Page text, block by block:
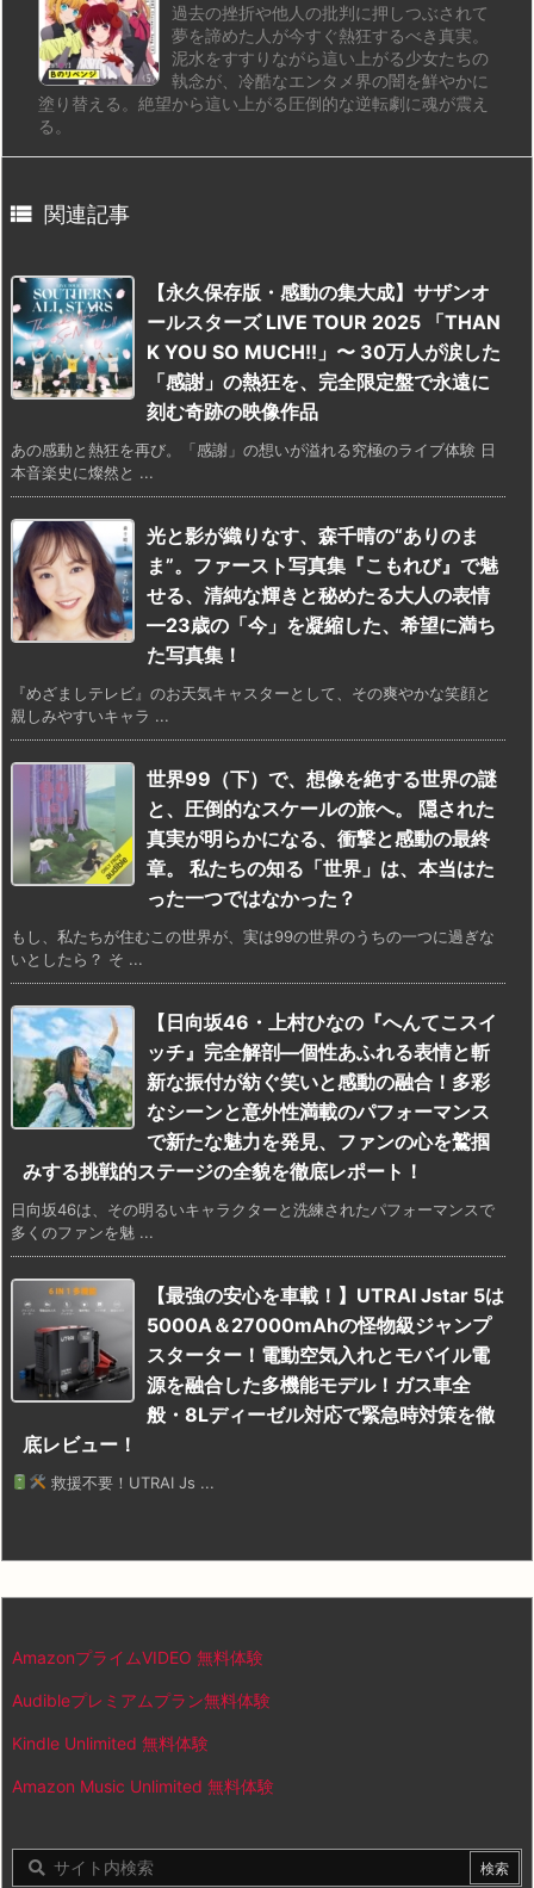
過去の挫折や他人の批判に押しつぶされて
夢を諦めた人が今すぐ熱狂するべき真実。
泥水をすすりながら這い上がる少女たちの
執念が、冷酷なエンタメ界の闇を鮮やかに
塗り替える。絶望から這い上がる圧倒的な逆転劇に魂が震え
る。
 関連記事
【永久保存版・感動の集大成】サザンオ
ールスターズ LIVE TOUR 2025 「THAN
K YOU SO MUCH!!」〜 30万人が涙した
「感謝」の熱狂を、完全限定盤で永遠に
刻む奇跡の映像作品
あの感動と熱狂を再び。「感謝」の想いが溢れる究極のライブ体験 日
本音楽史に燦然と ...
光と影が織りなす、森千晴の“ありのま
ま”。ファースト写真集『こもれび』で魅
せる、清純な輝きと秘めたる大人の表情
—23歳の「今」を凝縮した、希望に満ち
た写真集！
『めざましテレビ』のお天気キャスターとして、その爽やかな笑顔と
親しみやすいキャラ ...
世界99（下）で、想像を絶する世界の謎
と、圧倒的なスケールの旅へ。 隠された
真実が明らかになる、衝撃と感動の最終
章。 私たちの知る「世界」は、本当はた
った一つではなかった？
もし、私たちが住むこの世界が、実は99の世界のうちの一つに過ぎな
いとしたら？ そ ...
【日向坂46・上村ひなの『へんてこスイ
ッチ』完全解剖―個性あふれる表情と斬
新な振付が紡ぐ笑いと感動の融合！多彩
なシーンと意外性満載のパフォーマンス
で新たな魅力を発見、ファンの心を鷲掴
みする挑戦的ステージの全貌を徹底レポート！
日向坂46は、その明るいキャラクターと洗練されたパフォーマンスで
多くのファンを魅 ...
【最強の安心を車載！】UTRAI Jstar 5は
5000A＆27000mAhの怪物級ジャンプ
スターター！電動空気入れとモバイル電
源を融合した多機能モデル！ガス車全
般・8Lディーゼル対応で緊急時対策を徹
底レビュー！
救援不要！UTRAI Js ...
AmazonプライムVIDEO 無料体験
Audibleプレミアムプラン無料体験
Kindle Unlimited 無料体験
Amazon Music Unlimited 無料体験